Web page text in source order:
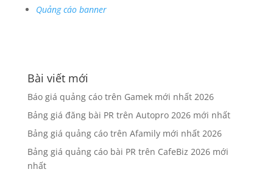
Quảng cáo banner
Bài viết mới
Báo giá quảng cáo trên Gamek mới nhất 2026
Bảng giá đăng bài PR trên Autopro 2026 mới nhất
Bảng giá quảng cáo trên Afamily mới nhất 2026
Bảng giá quảng cáo bài PR trên CafeBiz 2026 mới
nhất